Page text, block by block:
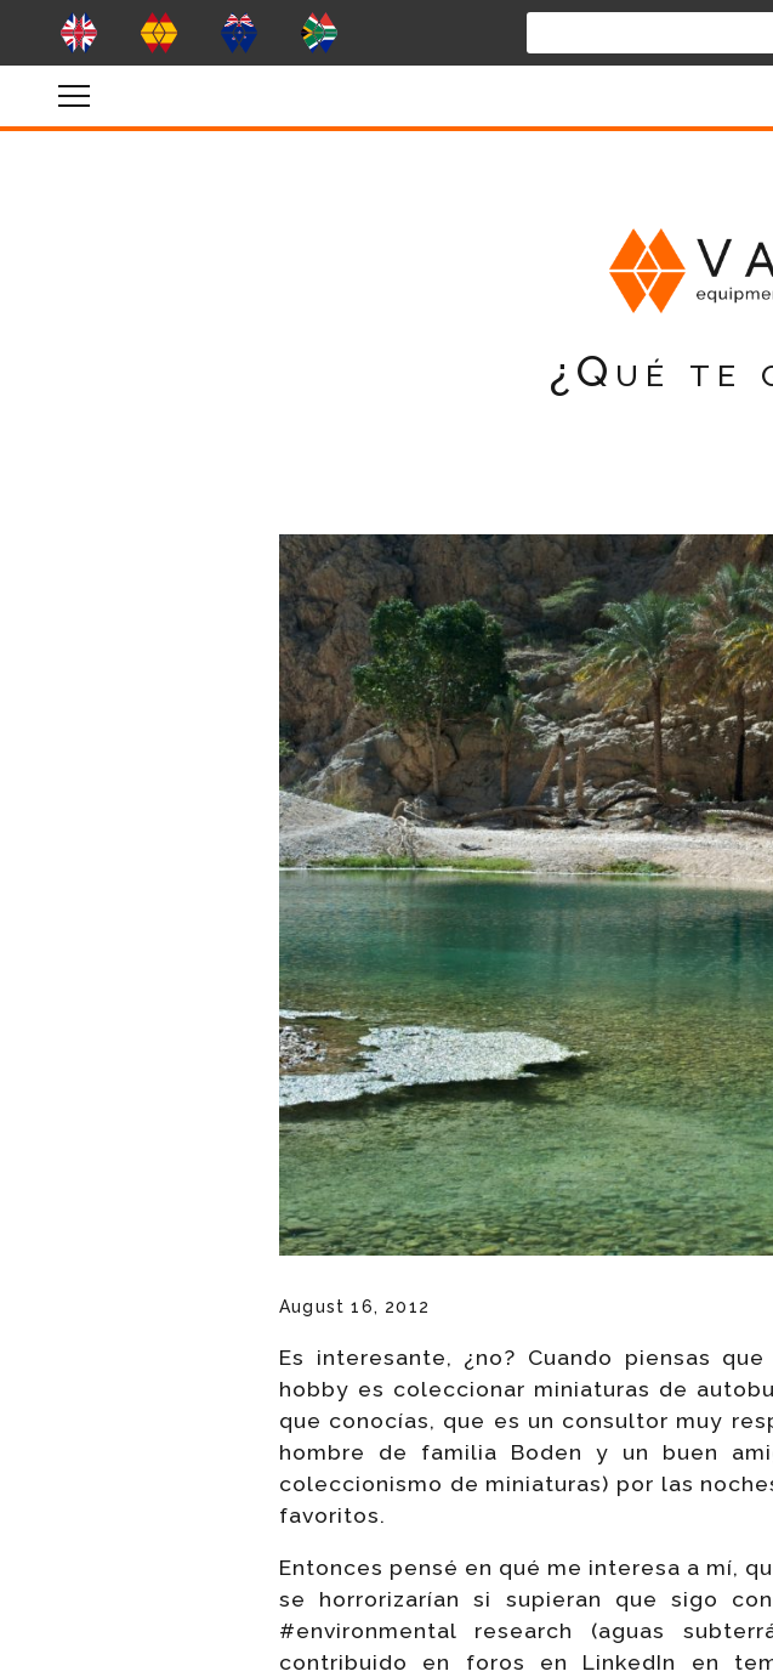
¿Qué te
August 16, 2012
Es interesante, ¿no? Cuando piensas
hobby es coleccionar miniaturas de
que conocías, que es un consultor muy
hombre de familia Boden y un buen
coleccionismo de miniaturas) por las
favoritos.
Entonces pensé en qué me interesa a mí,
se horrorizarían si supieran que sigo
#environmental research (aguas
contribuido en foros en LinkedIn en